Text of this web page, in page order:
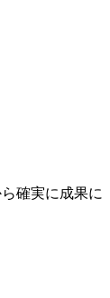
確実に成果に